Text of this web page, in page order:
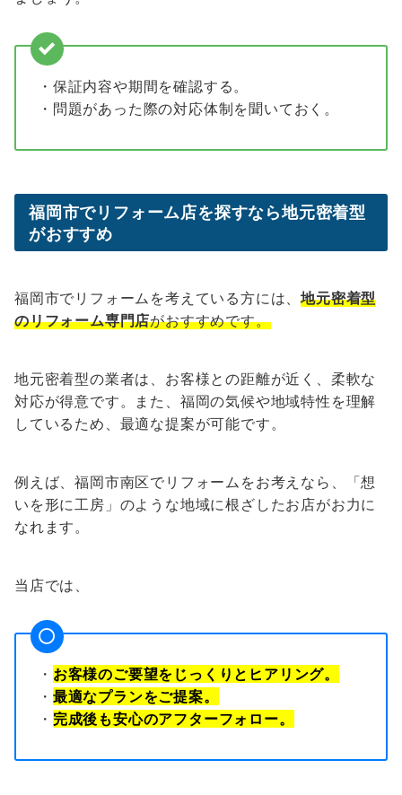
・保証内容や期間を確認する。
・問題があった際の対応体制を聞いておく。
福岡市でリフォーム店を探すなら地元密着型
がおすすめ
福岡市でリフォームを考えている方には、地元密着型
のリフォーム専門店がおすすめです。
地元密着型の業者は、お客様との距離が近く、柔軟な
対応が得意です。また、福岡の気候や地域特性を理解
しているため、最適な提案が可能です。
例えば、福岡市南区でリフォームをお考えなら、「想
いを形に工房」のような地域に根ざしたお店がお力に
なれます。
当店では、
・ お客様のご要望をじっくりとヒアリング。
・ 最適なプランをご提案。
・ 完成後も安心のアフターフォロー。